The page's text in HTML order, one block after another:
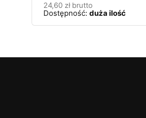
24,60 złbrutto
Dostępność: duża ilość